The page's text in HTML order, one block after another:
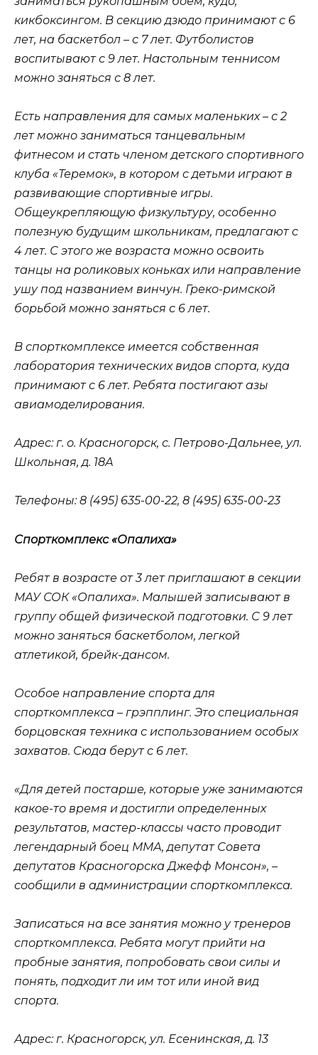
кикбоксингом. В секцию дзюдо принимают с 6
лет, на баскетбол – с 7 лет. Футболистов
воспитывают с 9 лет. Настольным теннисом
можно заняться с 8 лет.
Есть направления для самых маленьких – с 2
лет можно заниматься танцевальным
фитнесом и стать членом детского спортивного
клуба «Теремок», в котором с детьми играют в
развивающие спортивные игры.
Общеукрепляющую физкультуру, особенно
полезную будущим школьникам, предлагают с
4 лет. С этого же возраста можно освоить
танцы на роликовых коньках или направление
ушу под названием винчун. Греко-римской
борьбой можно заняться с 6 лет.
В спорткомплексе имеется собственная
лаборатория технических видов спорта, куда
принимают с 6 лет. Ребята постигают азы
авиамоделирования.
Адрес: г. о. Красногорск, с. Петрово-Дальнее, ул.
Школьная, д. 18А
Телефоны: 8 (495) 635-00-22, 8 (495) 635-00-23
Спорткомплекс «Опалиха»
Ребят в возрасте от 3 лет приглашают в секции
МАУ СОК «Опалиха». Малышей записывают в
группу общей физической подготовки. С 9 лет
можно заняться баскетболом, легкой
атлетикой, брейк-дансом.
Особое направление спорта для
спорткомплекса – грэпплинг. Это специальная
борцовская техника с использованием особых
захватов. Сюда берут с 6 лет.
«Для детей постарше, которые уже занимаются
какое-то время и достигли определенных
результатов, мастер-классы часто проводит
легендарный боец ММА, депутат Совета
депутатов Красногорска Джефф Монсон», –
сообщили в администрации спорткомплекса.
Записаться на все занятия можно у тренеров
спорткомплекса. Ребята могут прийти на
пробные занятия, попробовать свои силы и
понять, подходит ли им тот или иной вид
спорта.
Адрес: г. Красногорск, ул. Есенинская, д. 13